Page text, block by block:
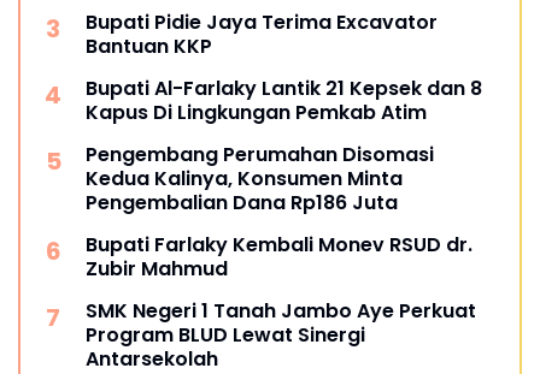
Bupati Pidie Jaya Terima Excavator
Bantuan KKP
Bupati Al-Farlaky Lantik 21 Kepsek dan 8
Kapus Di Lingkungan Pemkab Atim
Pengembang Perumahan Disomasi
Kedua Kalinya, Konsumen Minta
Pengembalian Dana Rp186 Juta
Bupati Farlaky Kembali Monev RSUD dr.
Zubir Mahmud
SMK Negeri 1 Tanah Jambo Aye Perkuat
Program BLUD Lewat Sinergi
Antarsekolah